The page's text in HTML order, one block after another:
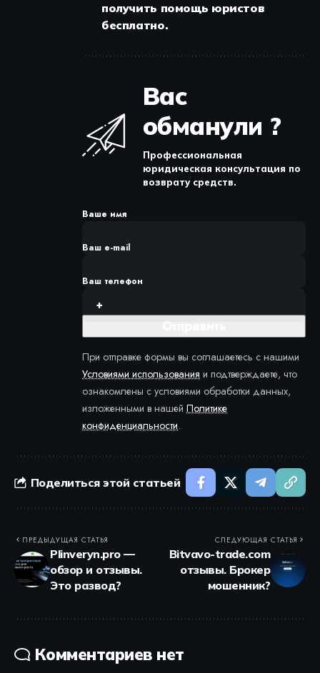
получить помощь юристов
бесплатно.
Вас
обманули ?
Профессиональная
юридическая консультация по
возврату средств.
Ваше имя
Ваш e-mail
Ваш телефон
При отправке формы вы соглашаетесь с нашими
Условиями использования и подтверждаете, что
ознакомлены с условиями обработки данных,
изложенными в нашей Политике
конфиденциальности.
Поделиться этой статьей
ПРЕДЫДУЩАЯ СТАТЬЯ
Plinveryn.pro —
обзор и отзывы.
Это развод?
СЛЕДУЮЩАЯ СТАТЬЯ
Bitvavo-trade.com
отзывы. Брокер
мошенник?
Комментариев нет